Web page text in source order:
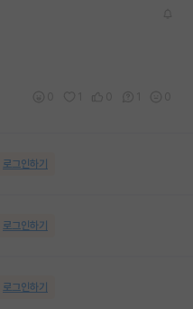
로그인하기
로그인하기
로그인하기